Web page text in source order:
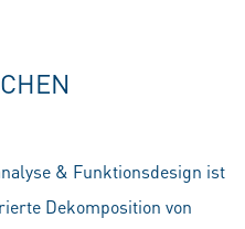
& Funktionsdesign ist
Dekomposition von